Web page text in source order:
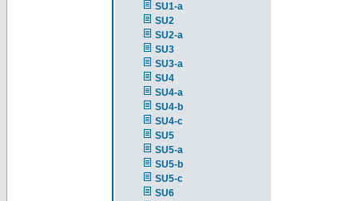
SU1-a
SU2
SU2-a
SU3
SU3-a
SU4
SU4-a
SU4-b
SU4-c
SU5
SU5-a
SU5-b
SU5-c
SU6